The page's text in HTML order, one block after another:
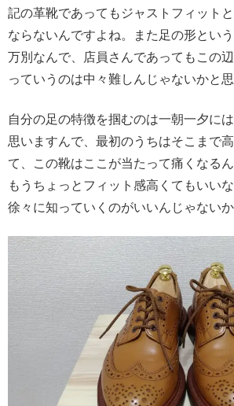
記の革靴であってもジャストフィット
ならないんですよね。また足の形とい
万別なんで、店員さんであってもこの
っていうのは中々難しんじゃないかと思
自分の足の特徴を掴むのは一朝一夕に
思いますんで、最初のうちはそこまで
て、この靴はここが当たって痛くなる
もうちょっとフィット感高くてもいい
徐々に知っていくのがいいんじゃないか